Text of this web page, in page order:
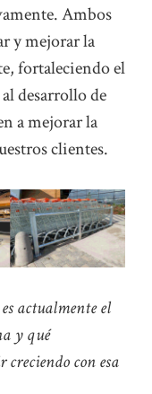
Ambos
y mejorar la
fortaleciendo el
desarrollo de
a mejorar la
clientes.
actualmente el
y qué
con esa